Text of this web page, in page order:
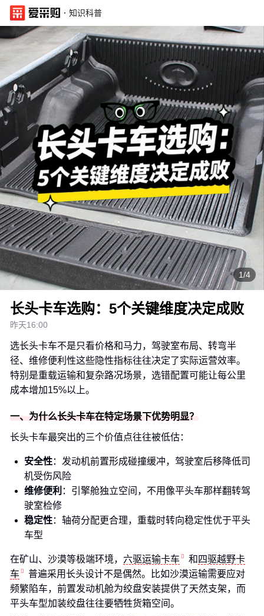
· 知识科普
1/4
长头卡车选购：5个关键维度决定成败
昨天16:00
选长头卡车不是只看价格和马力，驾驶室布局、转弯半
径、维修便利性这些隐性指标往往决定了实际运营效率。
特别是重载运输和复杂路况场景，选错配置可能让每公里
成本增加15%以上。
一、为什么长头卡车在特定场景下优势明显？
长头卡车最突出的三个价值点往往被低估：
安全性：发动机前置形成碰撞缓冲，驾驶室后移降低司
机受伤风险
维修便利 ：引擎舱独立空间，不用像平头车那样翻转驾
驶室检修
稳定性：轴荷分配更合理，重载时转向稳定性优于平头
车型
在矿山、沙漠等极端环境， 六驱运输卡车 和 四驱越野卡
车
普遍采用长头设计不是偶然。比如沙漠运输需要应对
频繁陷车，前置发动机舱为绞盘安装提供了天然支架，而
平头车型加装绞盘往往要牺牲货箱空间。